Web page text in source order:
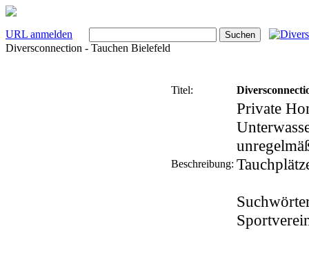
URL anmelden
Diversconnection - Tauchen Bielefeld
Titel:
Beschreibung:
Private